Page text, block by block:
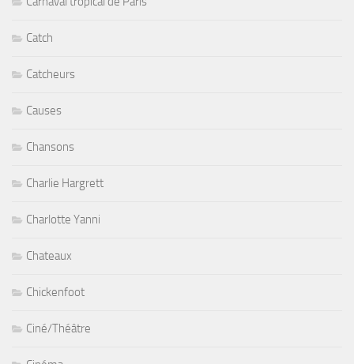
Catch
Catcheurs
Causes
Chansons
Charlie Hargrett
Charlotte Yanni
Chateaux
Chickenfoot
Ciné/Théâtre